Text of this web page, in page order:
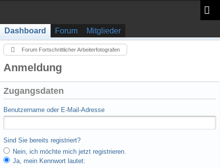
Dashboard Forum Mitglieder
Forum Fortschrittlicher Arbeiterfotografen
Anmeldung
Zugangsdaten
Benutzername oder E-Mail-Adresse
Sind Sie bereits registriert?
Nein, ich möchte mich jetzt registrieren.
Ja, mein Kennwort lautet: